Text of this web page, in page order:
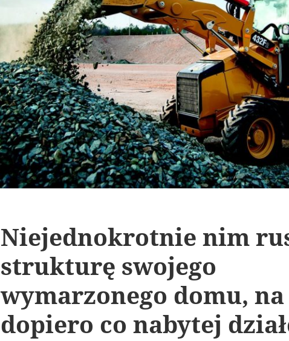
Niejednokrotnie nim
strukturę swojego
wymarzonego domu, na
dopiero co nabytej